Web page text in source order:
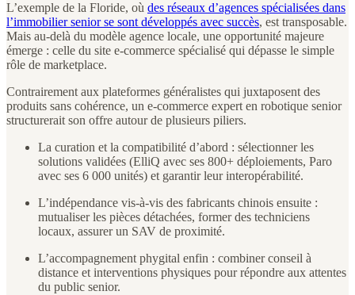
L’exemple de la Floride, où des réseaux d’agences spécialisées dans
l’immobilier senior se sont développés avec succès, est transposable.
Mais au-delà du modèle agence locale, une opportunité majeure
émerge : celle du site e-commerce spécialisé qui dépasse le simple
rôle de marketplace.
Contrairement aux plateformes généralistes qui juxtaposent des
produits sans cohérence, un e-commerce expert en robotique senior
structurerait son offre autour de plusieurs piliers.
La curation et la compatibilité d’abord : sélectionner les
solutions validées (ElliQ avec ses 800+ déploiements, Paro
avec ses 6 000 unités) et garantir leur interopérabilité.
L’indépendance vis-à-vis des fabricants chinois ensuite :
mutualiser les pièces détachées, former des techniciens
locaux, assurer un SAV de proximité.
L’accompagnement phygital enfin : combiner conseil à
distance et interventions physiques pour répondre aux attentes
du public senior.